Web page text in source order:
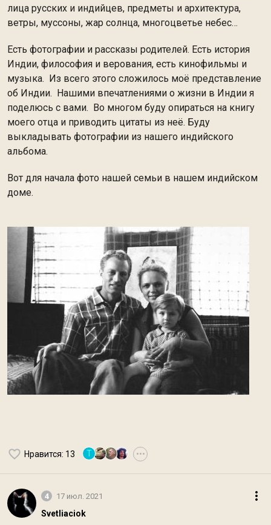
лица русских и индийцев, предметы и архитектура,
ветры, муссоны, жар солнца, многоцветье небес…
Есть фотографии и рассказы родителей. Есть история
Индии, философия и верования, есть кинофильмы и
музыка. Из всего этого сложилось моё представление
об Индии. Нашими впечатлениями о жизни в Индии я
поделюсь с вами. Во многом буду опираться на книгу
моего отца и приводить цитаты из неё. Буду
выкладывать фотографии из нашего индийского
альбома.
Вот для начала фото нашей семьи в нашем индийском
доме.
Нравится: 13 Т •••
4 17 июл. 2021
Svetliaciok